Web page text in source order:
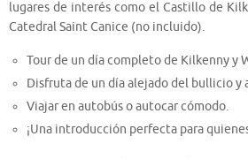
lugares de interés como el Castillo de
Catedral Saint Canice (no incluido).
Tour de un día completo de Kilkenny y
Disfruta de un día alejado del bullicio y
Viajar en autobús o autocar cómodo.
¡Una introducción perfecta para